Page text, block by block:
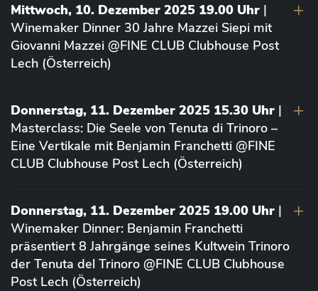
Mittwoch, 10. Dezember 2025 19.00 Uhr |
Winemaker Dinner 30 Jahre Mazzei Siepi mit
Giovanni Mazzei @FINE CLUB Clubhouse Post
Lech (Österreich)
Donnerstag, 11. Dezember 2025 15.30 Uhr |
Masterclass: Die Seele von Tenuta di Trinoro –
Eine Vertikale mit Benjamin Franchetti @FINE
CLUB Clubhouse Post Lech (Österreich)
Donnerstag, 11. Dezember 2025 19.00 Uhr |
Winemaker Dinner: Benjamin Franchetti
präsentiert 8 Jahrgänge seines Kultwein Trinoro
der Tenuta del Trinoro @FINE CLUB Clubhouse
Post Lech (Österreich)